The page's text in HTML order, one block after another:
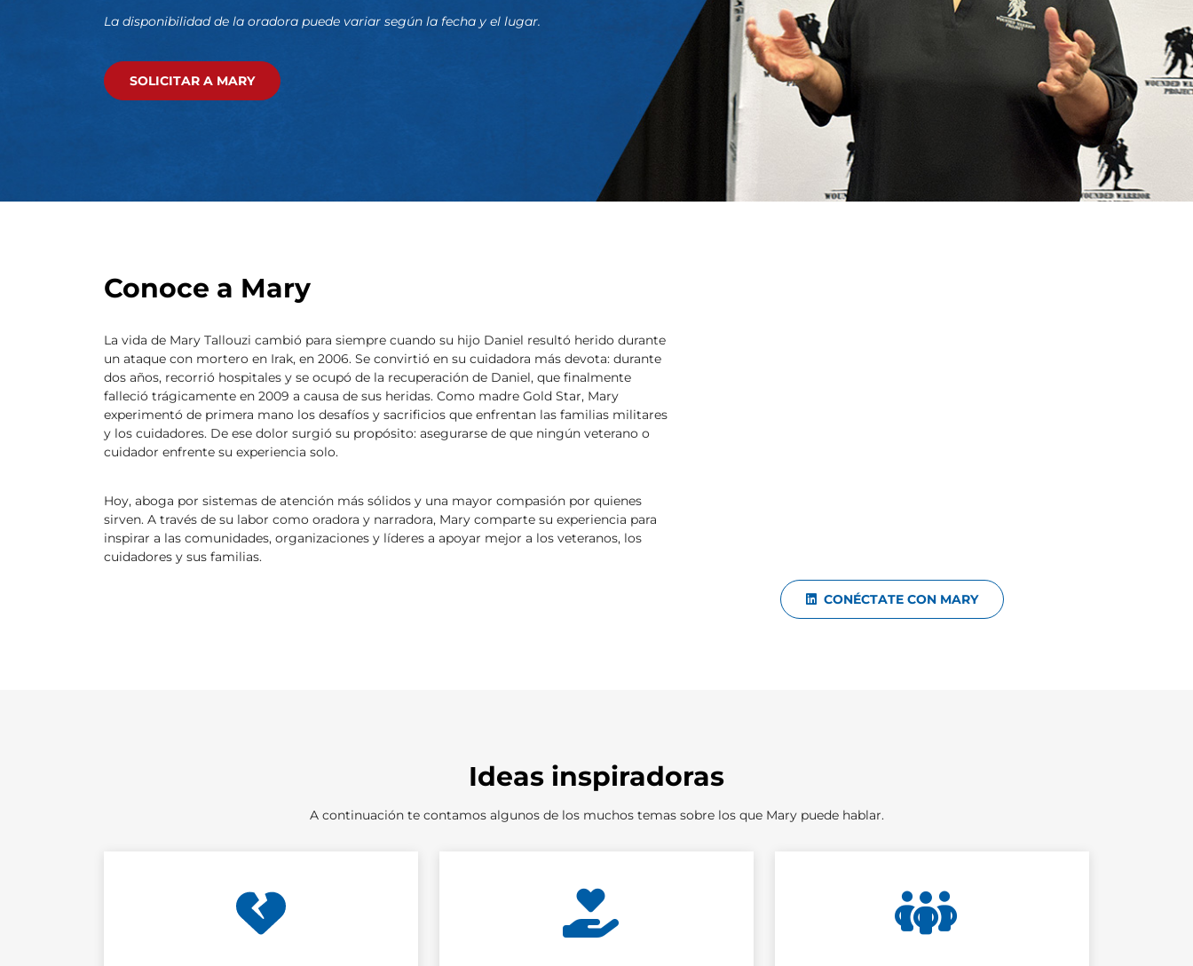
La disponibilidad de la oradora puede variar según la fecha y el lugar.
SOLICITAR A MARY
Conoce a Mary
La vida de Mary Tallouzi cambió para siempre cuando su hijo Daniel resultó herido durante
un ataque con mortero en Irak, en 2006. Se convirtió en su cuidadora más devota: durante
dos años, recorrió hospitales y se ocupó de la recuperación de Daniel, que finalmente
falleció trágicamente en 2009 a causa de sus heridas. Como madre Gold Star, Mary
experimentó de primera mano los desafíos y sacrificios que enfrentan las familias militares
y los cuidadores. De ese dolor surgió su propósito: asegurarse de que ningún veterano o
cuidador enfrente su experiencia solo.
Hoy, aboga por sistemas de atención más sólidos y una mayor compasión por quienes
sirven. A través de su labor como oradora y narradora, Mary comparte su experiencia para
inspirar a las comunidades, organizaciones y líderes a apoyar mejor a los veteranos, los
cuidadores y sus familias.
CONÉCTATE CON MARY
Ideas inspiradoras
A continuación te contamos algunos de los muchos temas sobre los que Mary puede hablar.